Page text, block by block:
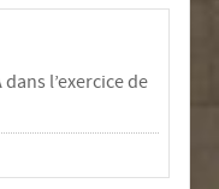
l’exercice de